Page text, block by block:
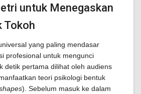
untuk Menegaskan
Tokoh
yang paling mendasar
profesional untuk mengunci
detik pertama dilihat oleh audiens
teori psikologi bentuk
). Sebelum masuk ke dalam